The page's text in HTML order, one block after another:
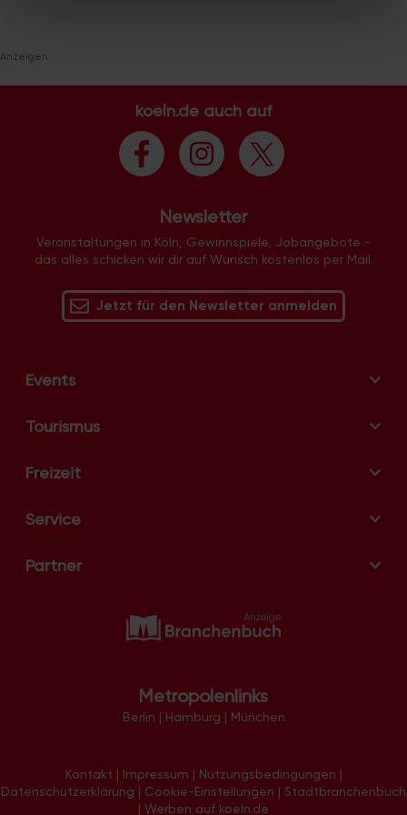
weiteren Daten zusammen, die Sie ihnen bereitgestellt
gesammelt haben.
Anzeigen.
koeln.de auch auf
Newsletter
Veranstaltungen in Köln, Gewinnspiele, Jobangebote -
das alles schicken wir dir auf Wunsch kostenlos per Mail.
Jetzt für den Newsletter anmelden
Events
Tourismus
Freizeit
Service
Partner
Metropolenlinks
Berlin | Hamburg | München
Kontakt | Impressum | Nutzungsbedingungen |
Datenschutzerklärung | Cookie-Einstellungen | Stadtbranchenbuch
| Werben auf koeln.de